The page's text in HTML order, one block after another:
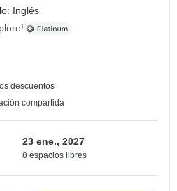
Inglés
descuentos
compartida
23 ene., 2027
8 espacios libres